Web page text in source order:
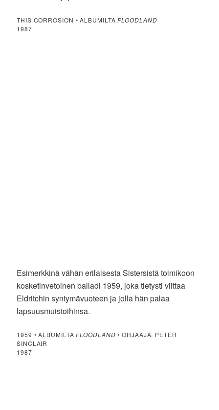
THIS CORROSION • ALBUMILTAFLOODLAND
1987
Esimerkkinä vähän erilaisesta Sistersistä toimikoon
kosketinvetoinen balladi 1959, joka tietysti viittaa
Eldritchin syntymävuoteen ja jolla hän palaa
lapsuusmuistoihinsa.
1959 • ALBUMILTAFLOODLAND • OHJAAJA: PETER
SINCLAIR
1987